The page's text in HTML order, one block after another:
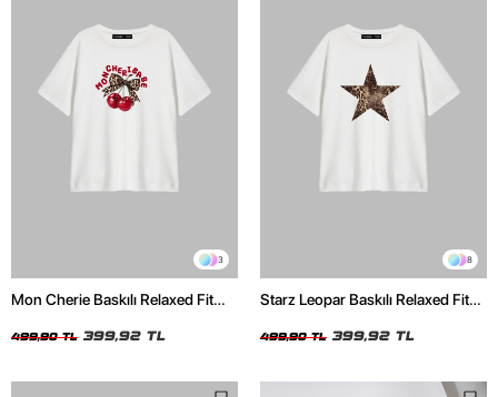
3
Mon Cherie Baskılı Relaxed Fit
499,90 TL 399,92 TL
8
Starz Leopar Baskılı Relaxed Fit
499,90 TL 399,92 TL